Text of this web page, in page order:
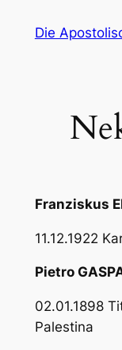
InhaltDie
Franziskus
11.12.1922
Pietro
02.01.1898
Palestina